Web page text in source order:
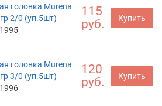
головка Murena
2/0 (уп.5шт)
115
руб.
Купить
головка Murena
3/0 (уп.5шт)
120
руб.
Купить